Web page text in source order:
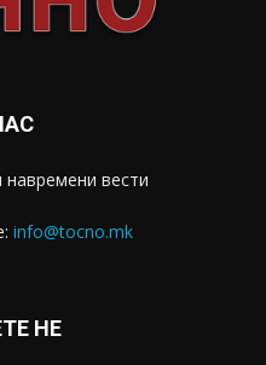
навремени вести
info@tocno.mk
НЕ